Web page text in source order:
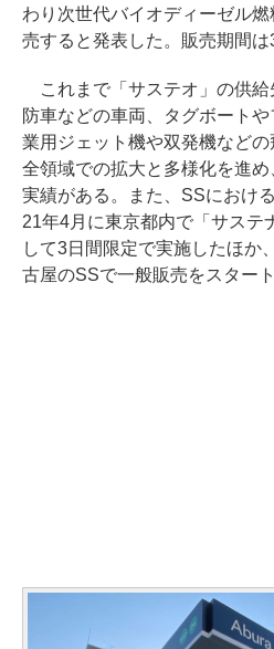
わり次世代バイオディーゼル
売すると発表した。販売期間は
これまで「サステオ」の供給
防車などの車両、タグボート
業用ジェット機や双発機など
全領域での拡大と多様化を進
実績がある。また、SSにおけ
21年4月に東京都内で「サステ
して3日間限定で実施したほか
古屋のSSで一般販売をスター